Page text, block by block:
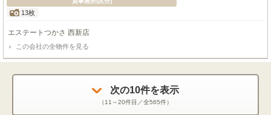
13枚
エステートつかさ 西新店
この会社の全物件を見る
次の10件を表示
（11～20件目／全565件）